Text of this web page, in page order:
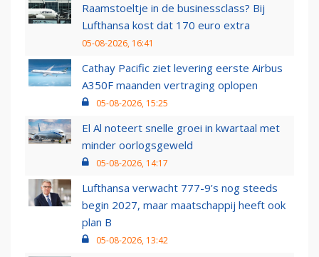
Raamstoeltje in de businessclass? Bij
Lufthansa kost dat 170 euro extra
05-08-2026, 16:41
Cathay Pacific ziet levering eerste Airbus
A350F maanden vertraging oplopen
05-08-2026, 15:25
El Al noteert snelle groei in kwartaal met
minder oorlogsgeweld
05-08-2026, 14:17
Lufthansa verwacht 777-9’s nog steeds
begin 2027, maar maatschappij heeft ook
plan B
05-08-2026, 13:42